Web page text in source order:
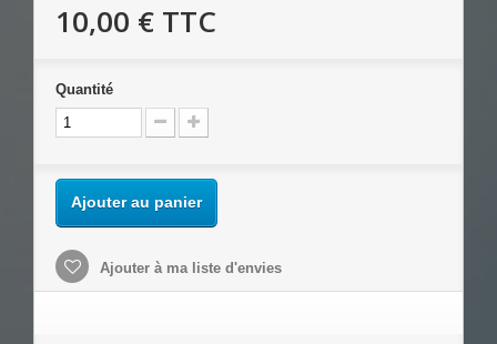
10,00 € TTC
Quantité
Ajouter au panier
Ajouter à ma liste d'envies